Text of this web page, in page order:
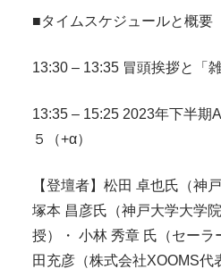
■タイムスケジュールと概要
13:30 – 13:35 冒頭挨拶と「雑
13:35 – 15:25 2023年下半期
５（+α）
【登壇者】松田 卓也氏（神
塚本 昌彦氏（神戸大学大学
授）・ 小林 秀章 氏（セーラ
田充彦（株式会社XOOMS代